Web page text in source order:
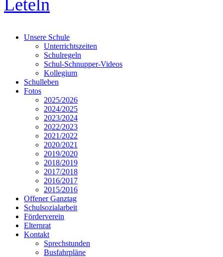
Leteln
Unsere Schule
Unterrichtszeiten
Schulregeln
Schul-Schnupper-Videos
Kollegium
Schulleben
Fotos
2025/2026
2024/2025
2023/2024
2022/2023
2021/2022
2020/2021
2019/2020
2018/2019
2017/2018
2016/2017
2015/2016
Offener Ganztag
Schulsozialarbeit
Förderverein
Elternrat
Kontakt
Sprechstunden
Busfahrpläne